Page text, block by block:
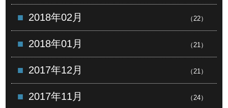
2018年02月 （22）
2018年01月 （21）
2017年12月 （21）
2017年11月 （24）